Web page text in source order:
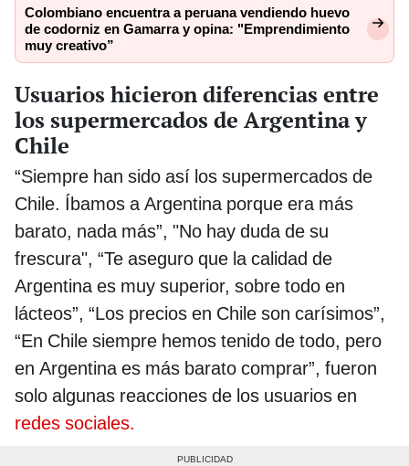
Colombiano encuentra a peruana vendiendo huevo
de codorniz en Gamarra y opina: "Emprendimiento
muy creativo”
Usuarios hicieron diferencias entre
los supermercados de Argentina y
Chile
“Siempre han sido así los supermercados de
Chile. Íbamos a Argentina porque era más
barato, nada más”, "No hay duda de su
frescura", “Te aseguro que la calidad de
Argentina es muy superior, sobre todo en
lácteos”, “Los precios en Chile son carísimos”,
“En Chile siempre hemos tenido de todo, pero
en Argentina es más barato comprar”, fueron
solo algunas reacciones de los usuarios en
redes sociales.